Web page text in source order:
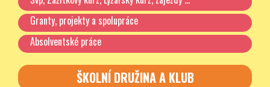
Granty, projekty a spolupráce
Absolventské práce
ŠKOLNÍ DRUŽINA A KLUB